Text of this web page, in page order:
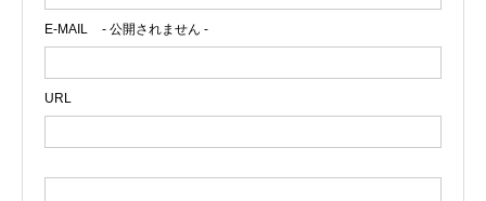
E-MAIL - 公開されません -
URL